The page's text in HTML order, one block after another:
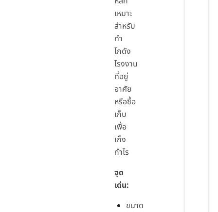
เหมาะ
สำหรับ
ทำ
โกดัง
โรงงาน
ที่อยู่
อาศัย
หรือซื้อ
เก็บ
เพื่อ
เก็ง
กำไร
จุด
เด่น:
ขนาด